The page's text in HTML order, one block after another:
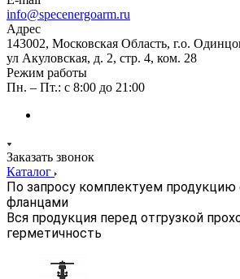
info@specenergoarm.ru
Адрес
143002, Московская Область, г.о.
ул Акуловская, д. 2, стр. 4, ком. 28
Режим работы
Пн. – Пт.: с 8:00 до 21:00
Заказать звонок
Каталог
По запросу комплектуем
фланцами
Вся продукция перед отгрузкой
герметичность